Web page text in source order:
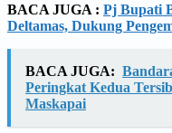
BACA JUGA : Pj Bupati
Deltamas, Dukung
BACA JUGA:
Peringkat Kedua
Maskapai